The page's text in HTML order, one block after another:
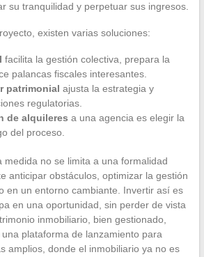
su tranquilidad y perpetuar sus ingresos.
existen varias soluciones:
facilita la gestión colectiva, prepara la
palancas fiscales interesantes.
patrimonial ajusta la estrategia y
regulatorias.
de alquileres a una agencia es elegir la
del proceso.
medida no se limita a una formalidad
anticipar obstáculos, optimizar la gestión
en un entorno cambiante. Invertir así es
en una oportunidad, sin perder de vista
inmobiliario, bien gestionado,
plataforma de lanzamiento para
amplios, donde el inmobiliario ya no es